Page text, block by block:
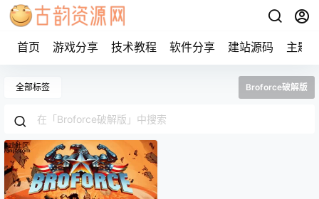
首页 游戏分享 技术教程 软件分享 建站源码 主题
全部标签 Broforce破解版